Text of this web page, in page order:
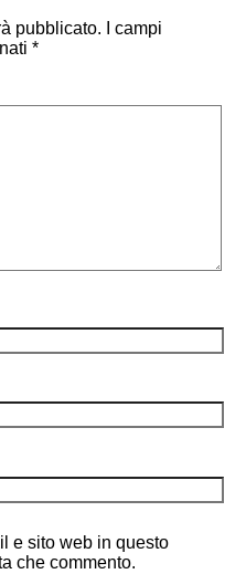
pubblicato.
I campi
*
e sito web in questo
che commento.